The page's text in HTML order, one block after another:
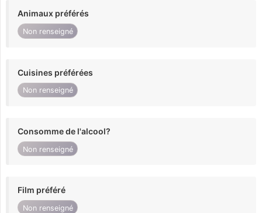
Animaux préférés
Non renseigné
Cuisines préférées
Non renseigné
Consomme de l'alcool?
Non renseigné
Film préféré
Non renseigné